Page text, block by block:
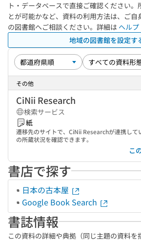
ト・データベースで直接ご確認ください。
とが可能かなど、資料の利用方法は、ご自
の図書館へご相談ください。詳細は ヘルプ
地域の図書館を設定す
その他
CiNii Research
検索サービス
紙
遷移先のサイトで、CiNii Researchが連携して
の所蔵状況を確認できます。
こ
書店で探す
日本の古本屋
Google Book Search
書誌情報
この資料の詳細や典拠（同じ主題の資料